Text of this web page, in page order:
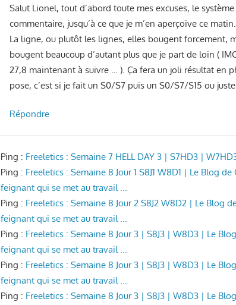
Salut Lionel, tout d’abord toute mes excuses, le
commentaire, jusqu’à ce que je m’en aperçoive ce matin.
La ligne, ou plutôt les lignes, elles bougent forcement,
bougent beaucoup d’autant plus que je part de loin (
27,8 maintenant à suivre … ). Ça fera un joli résultat en
pose, c’est si je fait un S0/S7 puis un S0/S7/S15 ou
Répondre
Ping : Freeletics : Semaine 7 HELL DAY 3 | S7HD3 |
Ping : Freeletics : Semaine 8 Jour 1 S8J1 W8D1 | Le Blog
feignant qui se met au travail ...
Ping : Freeletics : Semaine 8 Jour 2 S8J2 W8D2 | Le Blog
feignant qui se met au travail ...
Ping : Freeletics : Semaine 8 Jour 3 | S8J3 | W8D3 | Le
feignant qui se met au travail ...
Ping : Freeletics : Semaine 8 Jour 3 | S8J3 | W8D3 | Le
feignant qui se met au travail ...
Ping : Freeletics : Semaine 8 Jour 3 | S8J3 | W8D3 | Le